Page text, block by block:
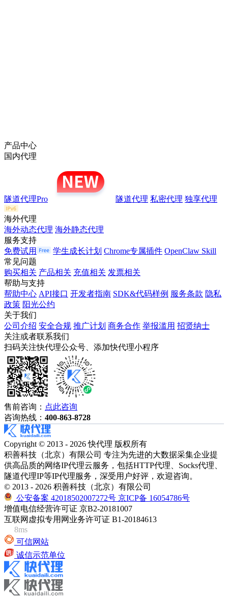
产品中心
国内代理
隧道代理Pro 隧道代理 私密代理 独享代理
海外代理
海外动态代理 海外静态代理
服务支持
免费试用
学生成长计划 Chrome专属插件 OpenClaw Skill
常见问题
购买相关 产品相关 充值相关 发票相关
帮助与支持
帮助中心 API接口 开发者指南 SDK&代码样例 服务条款 隐私
政策 阳光公约
关于我们
公司介绍 安全合规 推广计划 商务合作 举报滥用 招贤纳士
关注或者联系我们
扫码关注快代理公众号、添加快代理小程序
售前咨询： 点此咨询
咨询热线： 400-863-8728
Copyright © 2013 - 2026 快代理 版权所有
积善科技（北京）有限公司 专注为先进的大数据采集企业提
供高品质的网络IP代理云服务，包括HTTP代理、Socks代理、
隧道代理IP等IP代理服务，深受用户好评，欢迎咨询。
© 2013 - 2026 积善科技（北京）有限公司
公安备案 42018502007272号 京ICP备 16054786号
增值电信经营许可证 京B2-20181007
互联网虚拟专用网业务许可证 B1-20184613
8ms
可信网站
诚信示范单位